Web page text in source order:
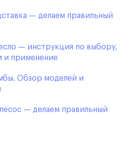
— делаем правильный
— инструкция по выбору,
и применение
Обзор моделей и
— делаем правильный